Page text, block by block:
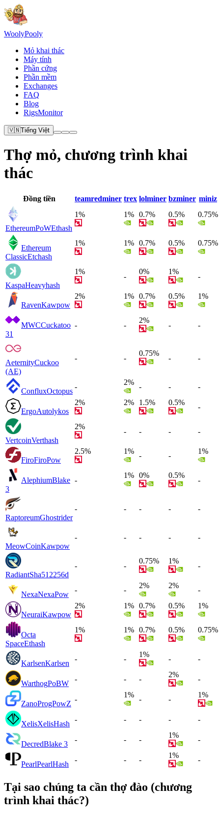
WoolyPooly
Mỏ khai thác
Máy tính
Phần cứng
Phần mềm
Exchanges
FAQ
Blog
RigsMonitor
🇻🇳Tiếng Việt
Thợ mỏ, chương trình khai
thác
Đồng tiền teamredminer trex lolminer bzminer miniz
EthereumPoWEthash
1% 1% 0.7% 0.5% 0.75%
Ethereum
ClassicEtchash
1% 1% 0.7% 0.5% 0.75%
KaspaHeavyhash
1%
-
0% 1%
-
RavenKawpow
2% 1% 0.7% 0.5% 1%
MWCCuckatoo
31
- -
2%
- -
AeternityCuckoo
(AE)
- -
0.75%
- -
ConfluxOctopus
-
2%
- - -
ErgoAutolykos
2% 2% 1.5% 0.5%
-
VertcoinVerthash
2%
- - - -
FiroFiroPow
2.5% 1%
- -
1%
AlephiumBlake
3
-
1% 0% 0.5%
-
RaptoreumGhostrider
- - - - -
MeowCoinKawpow
- - - - -
RadiantSha512256d
- -
0.75% 1%
-
NexaNexaPow
- -
2% 2%
-
NeuraiKawpow
2% 1% 0.7% 0.5% 1%
Octa
SpaceEthash
1% 1% 0.7% 0.5% 0.75%
KarlsenKarlsen
- -
1%
- -
WarthogPoBW
- - -
2%
-
ZanoProgPowZ
-
1%
- -
1%
XelisXelisHash
- - - - -
DecredBlake 3
- - -
1%
-
PearlPearlHash
- - -
1%
-
Tại sao chúng ta cần thợ đào (chương
trình khai thác?)